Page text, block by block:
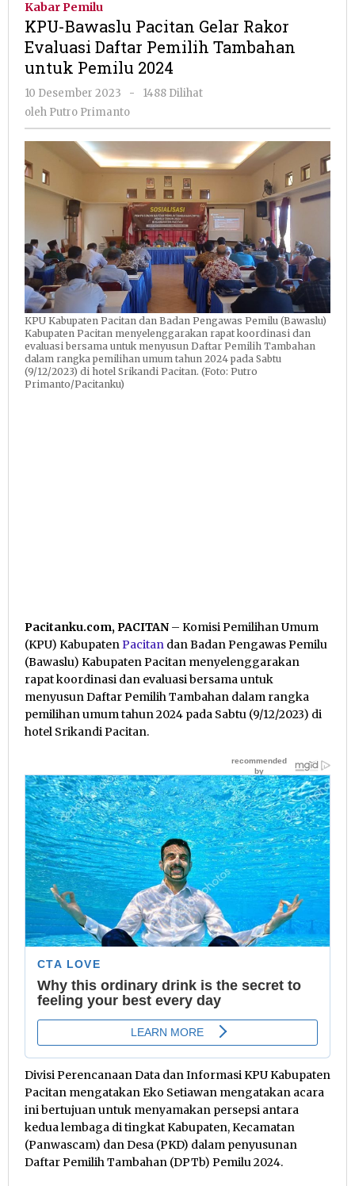
Rakor
Evaluasi
Tambahan
Pemilu
Kabar Pemilu
KPU-Bawaslu Pacitan Gelar Rakor
Evaluasi Daftar Pemilih Tambahan
untuk Pemilu 2024
10 Desember 2023
oleh
Putro
-
1488 Dilihat
oleh Putro Primanto
KPU Kabupaten Pacitan dan Badan Pengawas Pemilu (Bawaslu)
Kabupaten Pacitan menyelenggarakan rapat koordinasi dan
evaluasi bersama untuk menyusun Daftar Pemilih Tambahan
dalam rangka pemilihan umum tahun 2024 pada Sabtu
(9/12/2023) di hotel Srikandi Pacitan. (Foto: Putro
Primanto/Pacitanku)
Pacitanku.com, PACITAN – Komisi Pemilihan Umum
(KPU) KabupatenPacitan dan Badan Pengawas Pemilu
(Bawaslu) Kabupaten Pacitan menyelenggarakan
rapat koordinasi dan evaluasi bersama untuk
menyusun Daftar Pemilih Tambahan dalam rangka
pemilihan umum tahun 2024 pada Sabtu (9/12/2023) di
hotel Srikandi Pacitan.
Divisi Perencanaan Data dan Informasi KPU Kabupaten
Pacitan mengatakan Eko Setiawan mengatakan acara
ini bertujuan untuk menyamakan persepsi antara
kedua lembaga di tingkat Kabupaten, Kecamatan
(Panwascam) dan Desa (PKD) dalam penyusunan
Daftar Pemilih Tambahan (DPTb) Pemilu 2024.